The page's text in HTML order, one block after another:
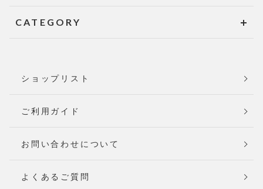
CATEGORY
ショップリスト
ご利用ガイド
お問い合わせについて
よくあるご質問